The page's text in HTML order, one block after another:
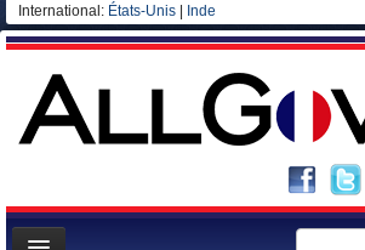
International: États-Unis Inde